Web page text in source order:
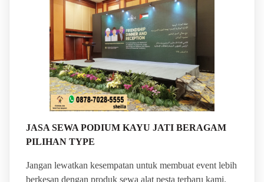
JASA SEWA PODIUM KAYU JATI BERAGAM
PILIHAN TYPE
Jangan lewatkan kesempatan untuk membuat event lebih
berkesan dengan produk sewa alat pesta terbaru kami.